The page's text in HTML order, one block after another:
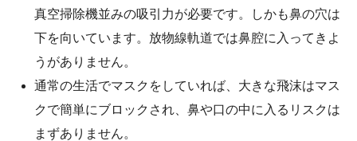
真空掃除機並みの吸引力が必要です。しかも鼻の穴は
下を向いています。放物線軌道では鼻腔に入ってきよ
うがありません。
通常の生活でマスクをしていれば、大きな飛沫はマス
クで簡単にブロックされ、鼻や口の中に入るリスクは
まずありません。